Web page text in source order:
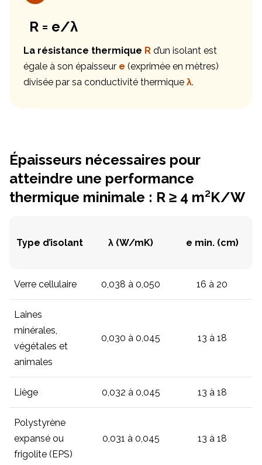
R = e/λ
La résistance thermique R d’un isolant est
égale à son épaisseur e (exprimée en mètres)
divisée par sa conductivité thermique λ.
Épaisseurs nécessaires pour
atteindre une performance
thermique minimale : R ≥ 4 m²K/W
Type d’isolant λ (W/mK) e min. (cm)
Verre cellulaire 0,038 à 0,050 16 à 20
Laines
minérales,
végétales et
animales
0,030 à 0,045 13 à 18
Liège 0,032 à 0,045 13 à 18
Polystyrène
expansé ou
frigolite (EPS)
0,031 à 0,045 13 à 18